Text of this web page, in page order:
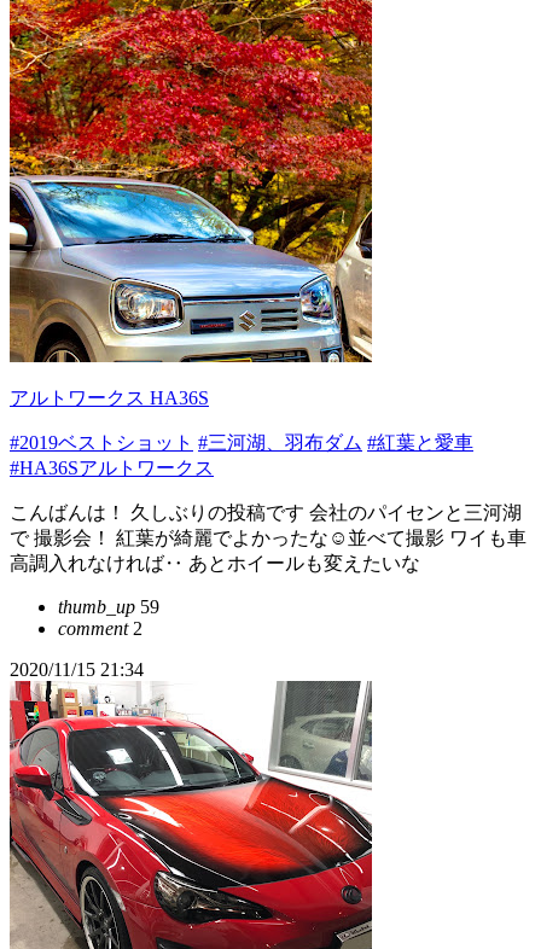
アルトワークス HA36S
#2019ベストショット #三河湖、羽布ダム #紅葉と愛車
#HA36Sアルトワークス
こんばんは！ 久しぶりの投稿です 会社のパイセンと三河湖
で 撮影会！ 紅葉が綺麗でよかったな☺️並べて撮影 ワイも車
高調入れなければ‥ あとホイールも変えたいな
thumb_up 59
comment2
2020/11/15 21:34